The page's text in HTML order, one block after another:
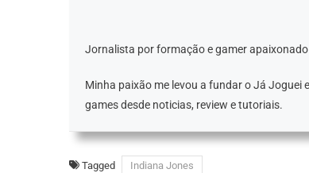
Jornalista por formação e gamer
Minha paixão me levou a fundar o Já Joguei
games desde noticias, review e tutoriais.
Tagged Indiana Jones